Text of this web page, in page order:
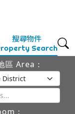
搜尋物件
Search
區 Area：
：